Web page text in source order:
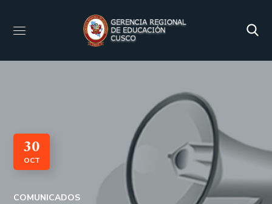
30
OCT
COMUNICADOS